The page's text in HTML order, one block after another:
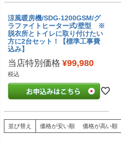
涼風暖房機/SDG-1200GSM/グ
ラファイトヒーター式/壁型 ※
脱衣所とトイレに取り付けたい
方に2台セット！【標準工事費
込み】
当店特別価格 ¥99,980
税込
並び替え 価格が安い順 価格が高い順